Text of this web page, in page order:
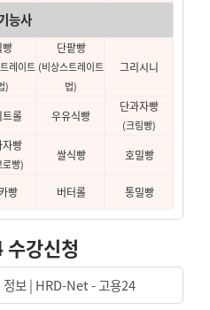
능사
빵
레이트
)
단팥빵
(비상스트레이트
법)
그리시니
롤 우유식빵
단과자빵
(크림빵)
자빵
로빵)
쌀식빵 호밀빵
빵 버터롤 통밀빵
강신청
정보 | HRD-Net - 고용24